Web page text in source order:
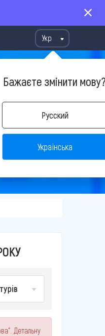
Укр
Бажаєте змінити
Русский
Українська
у виборі туру
Детальну